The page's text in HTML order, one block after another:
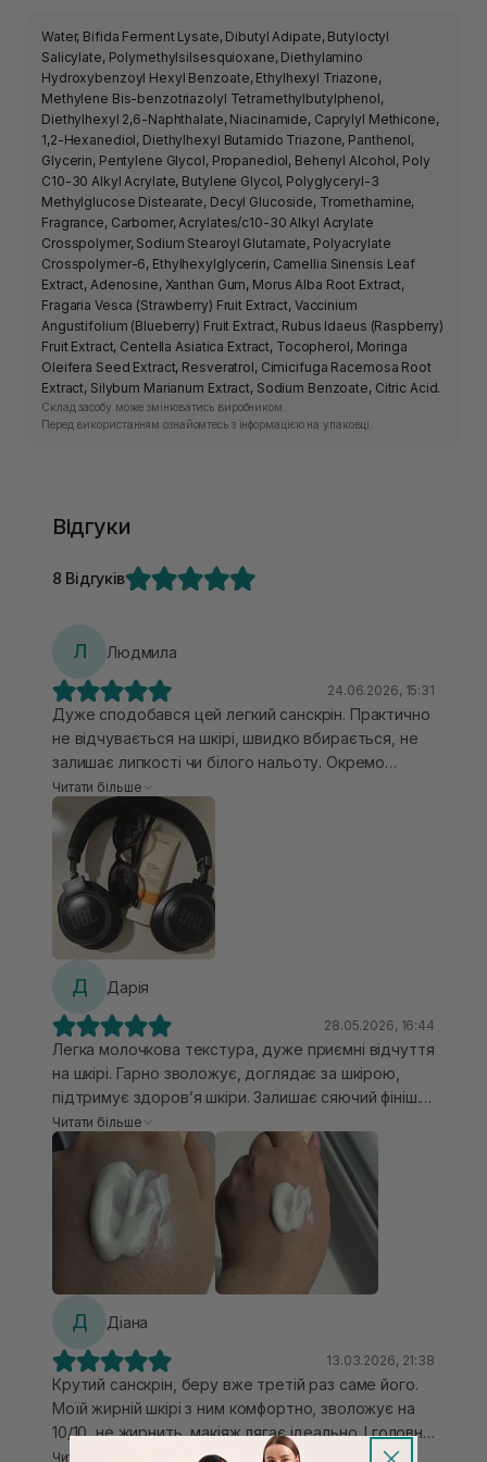
Water, Bifida Ferment Lysate, Dibutyl Adipate, Butyloctyl
Salicylate, Polymethylsilsesquioxane, Diethylamino
Hydroxybenzoyl Hexyl Benzoate, Ethylhexyl Triazone,
Methylene Bis-benzotriazolyl Tetramethylbutylphenol,
Diethylhexyl 2,6-Naphthalate, Niacinamide, Caprylyl Methicone,
1,2-Hexanediol, Diethylhexyl Butamido Triazone, Panthenol,
Glycerin, Pentylene Glycol, Propanediol, Behenyl Alcohol, Poly
C10-30 Alkyl Acrylate, Butylene Glycol, Polyglyceryl-3
Methylglucose Distearate, Decyl Glucoside, Tromethamine,
Fragrance, Carbomer, Acrylates/c10-30 Alkyl Acrylate
Crosspolymer, Sodium Stearoyl Glutamate, Polyacrylate
Crosspolymer-6, Ethylhexylglycerin, Camellia Sinensis Leaf
Extract, Adenosine, Xanthan Gum, Morus Alba Root Extract,
Fragaria Vesca (Strawberry) Fruit Extract, Vaccinium
Angustifolium (Blueberry) Fruit Extract, Rubus Idaeus (Raspberry)
Fruit Extract, Centella Asiatica Extract, Tocopherol, Moringa
Oleifera Seed Extract, Resveratrol, Cimicifuga Racemosa Root
Extract, Silybum Marianum Extract, Sodium Benzoate, Citric Acid.
Склад засобу може змінюватись виробником.
Перед використанням ознайомтесь з інформацією на упаковці.
Відгуки
8 Відгуків
Л Людмила
24.06.2026, 15:31
Дуже сподобався цей легкий санскрін. Практично
не відчувається на шкірі, швидко вбирається, не
залишає липкості чи білого нальоту. Окремо
приємно відкривати для себе бренди, які роблять
ставку на комфортні, невагомі текстури та сучасні
формули. Такий засіб хочеться використовувати
щодня. Ідеями для фото надихнулась на сторінці
бренду.
Читати більше
Д Дарія
28.05.2026, 16:44
Легка молочкова текстура, дуже приємні відчуття
на шкірі. Гарно зволожує, доглядає за шкірою,
підтримує здоров’я шкіри. Залишає сяючий фініш.
Маю шкіру жирну з розацеа. На холодний період
прям ідеально. Невагомий догляд та захист.
Проте в жаркий сезон мені все ж забагато блиску.
Він так само невагомо відчувається на шкірі, але
додатково виникає жирний блиск. Тому наношу
його на просто очищене обличчя. Цього крему
вистачає соло в ранковій рутині для повноцінного
догляду. Щодо розацеа та чутливості, то взагалі
не давав якихось неприємних відчуттів. Дуже
комфортний на шкірі.
Читати більше
Д Діана
13.03.2026, 21:38
Крутий санскрін, беру вже третій раз саме його.
Моїй жирній шкірі з ним комфортно, зволожує на
10/10, не жирнить, макіяж лягає ідеально. І головне
не щипає очі чи подразнені ділянки шкіри, бо цю
Читати більше